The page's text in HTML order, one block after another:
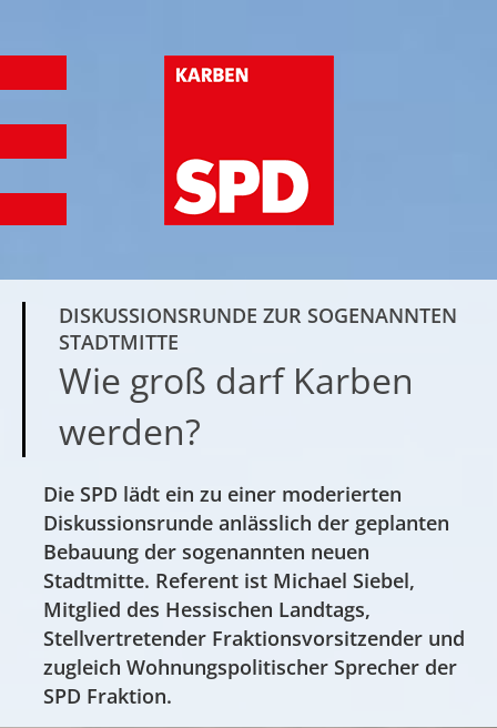
DISKUSSIONSRUNDE ZUR SOGENANNTEN
STADTMITTE
Wie groß darf Karben
werden?
Die SPD lädt ein zu einer moderierten
Diskussionsrunde anlässlich der geplanten
Bebauung der sogenannten neuen
Stadtmitte. Referent ist Michael Siebel,
Mitglied des Hessischen Landtags,
Stellvertretender Fraktionsvorsitzender und
zugleich Wohnungspolitischer Sprecher der
SPD Fraktion.